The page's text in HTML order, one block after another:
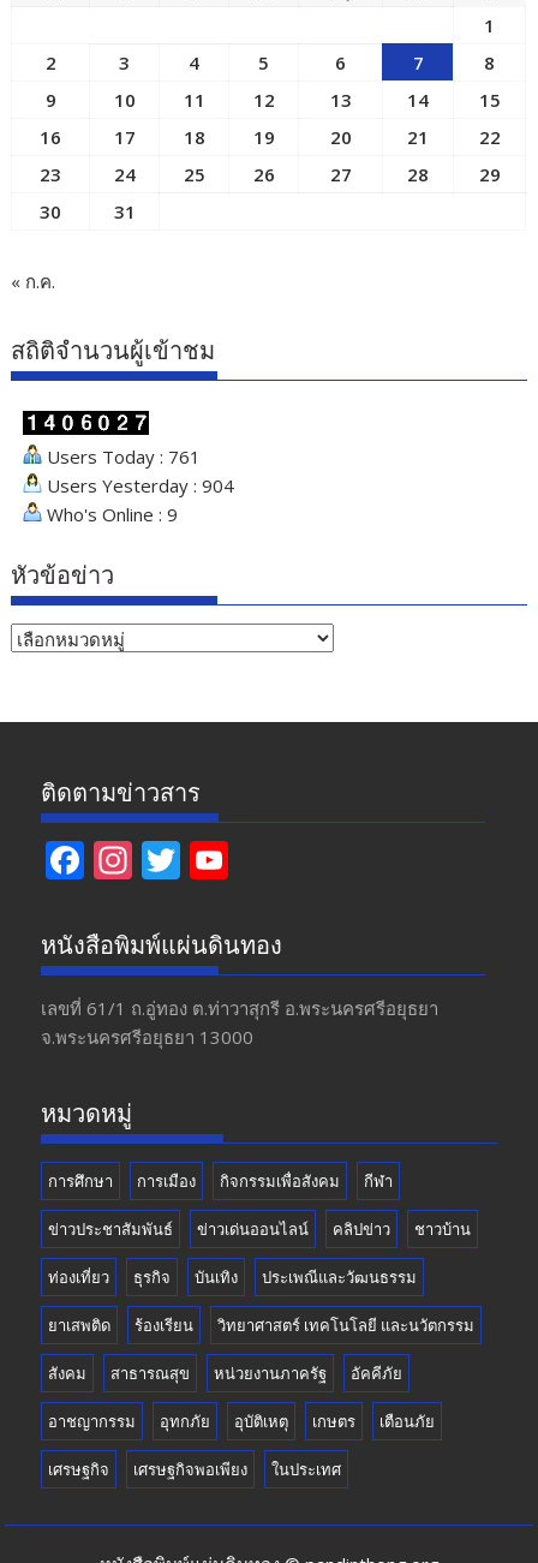
1
2
3 4 5 6 7
8
9
10 11 12 13 14
15
16
17 18 19 20 21
22
23
24 25 26 27 28
29
30
31
« ก.ค.
สถิติจำนวนผู้เข้าชม
Users Today : 761
Users Yesterday : 904
Who's Online : 9
หัวข้อข่าว
หัวข้อ
ติดตามข่าวสาร
F
e
b
o
o
In
a
gr
a
m
T
itt
er
u
T
u
b
หนังสือพิมพ์แผ่นดินทอง
เลขที่ 61/1 ถ.อู่ทอง​ ต.​ท่าวาสุกรี​ อ.พระนครศรีอยุธยา​
จ.พระนครศรีอยุธยา 13000
หมวดหมู่
การศึกษา การเมือง กิจกรรมเพื่อสังคม กีฬา
ข่าวประชาสัมพันธ์ ข่าวเด่นออนไลน์ คลิปข่าว ชาวบ้าน
ท่องเที่ยว ธุรกิจ บันเทิง ประเพณีและวัฒนธรรม
ยาเสพติด ร้องเรียน วิทยาศาสตร์ เทคโนโลยี และนวัตกรรม
สังคม สาธารณสุข หน่วยงานภาครัฐ อัคคีภัย
อาชญากรรม อุทกภัย อุบัติเหตุ เกษตร เตือนภัย
เศรษฐกิจ เศรษฐกิจพอเพียง ในประเทศ